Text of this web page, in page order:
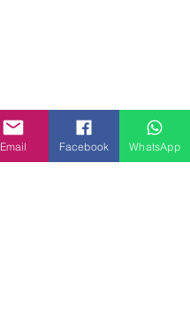
Email Facebook WhatsApp